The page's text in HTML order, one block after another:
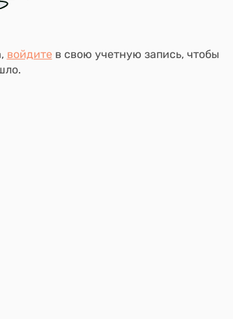
войдитев свою учетную запись, чтобы